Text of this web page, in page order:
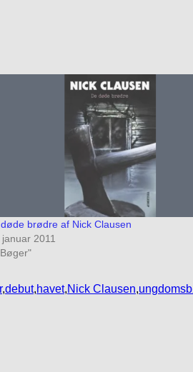
brødre af Nick Clausen
januar 2011
,debut,havet,Nick Clausen,